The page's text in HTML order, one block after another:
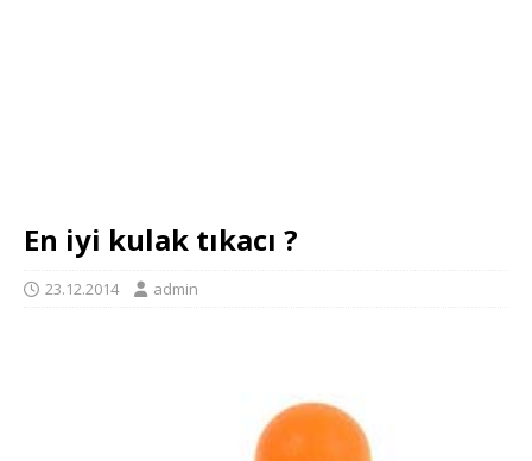
En iyi kulak tıkacı ?
23.12.2014 admin